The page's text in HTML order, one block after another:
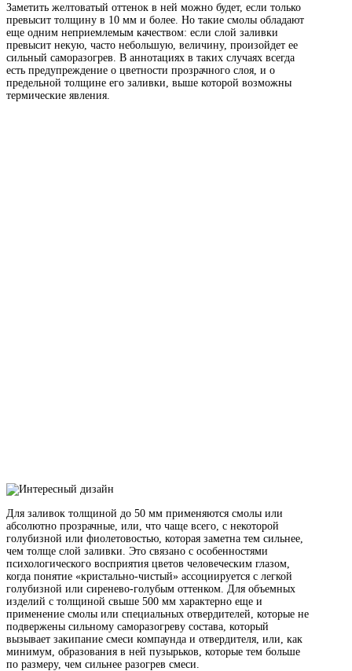
Заметить желтоватый оттенок в ней можно будет, если только
превысит толщину в 10 мм и более. Но такие смолы обладают
еще одним неприемлемым качеством: если слой заливки
превысит некую, часто небольшую, величину, произойдет ее
сильный саморазогрев. В аннотациях в таких случаях всегда
есть предупреждение о цветности прозрачного слоя, и о
предельной толщине его заливки, выше которой возможны
термические явления.
Для заливок толщиной до 50 мм применяются смолы или
абсолютно прозрачные, или, что чаще всего, с некоторой
голубизной или фиолетовостью, которая заметна тем сильнее,
чем толще слой заливки. Это связано с особенностями
психологического восприятия цветов человеческим глазом,
когда понятие «кристально-чистый» ассоциируется с легкой
голубизной или сиренево-голубым оттенком. Для объемных
изделий с толщиной свыше 500 мм характерно еще и
применение смолы или специальных отвердителей, которые не
подвержены сильному саморазогреву состава, который
вызывает закипание смеси компаунда и отвердителя, или, как
минимум, образования в ней пузырьков, которые тем больше
по размеру, чем сильнее разогрев смеси.